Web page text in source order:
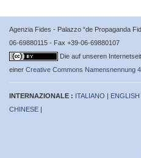
Agenzia Fides - Palazzo “de Propaganda
06-69880115 - Fax +39-06-69880107
Die auf unseren
einer Creative Commons Namensnennung
INTERNAZIONALE : ITALIANO | ENGLISH
CHINESE |